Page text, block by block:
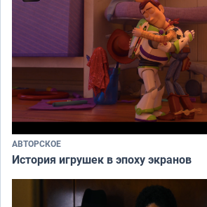
АВТОРСКОЕ
История игрушек в эпоху экранов